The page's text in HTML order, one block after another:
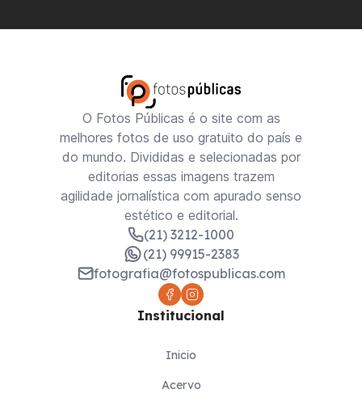
O Fotos Públicas é o site com as
melhores fotos de uso gratuito do país e
do mundo. Divididas e selecionadas por
editorias essas imagens trazem
agilidade jornalística com apurado senso
estético e editorial.
(21) 3212-1000
(21) 99915-2383
fotografia@fotospublicas.com
Institucional
Inicio
Acervo